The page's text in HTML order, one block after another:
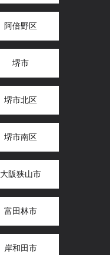
阿倍野区
堺市
堺市北区
堺市南区
大阪狭山市
富田林市
岸和田市